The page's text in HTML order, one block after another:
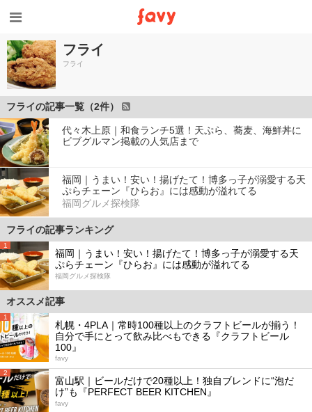
フライ
フライ
フライの記事一覧（2件）
代々木上原｜和食ランチ5選！天ぷら、蕎麦、海鮮丼に
ビブグルマン掲載の人気店まで
福岡｜うまい！安い！揚げたて！博多っ子が溺愛する天
ぷらチェーン『ひらお』には感動が溢れてる
福岡グルメ探検隊
フライの記事ランキング
1
福岡｜うまい！安い！揚げたて！博多っ子が溺愛する天
ぷらチェーン『ひらお』には感動が溢れてる
福岡グルメ探検隊
オススメ記事
1
札幌・4PLA｜常時100種以上のクラフトビールが揃う！
自分で手にとって飲み比べもできる『クラフトビール
100』
favy
2
富山駅｜ビールだけで20種以上！独自ブレンドに“泡だ
け”も『PERFECT BEER KITCHEN』
favy